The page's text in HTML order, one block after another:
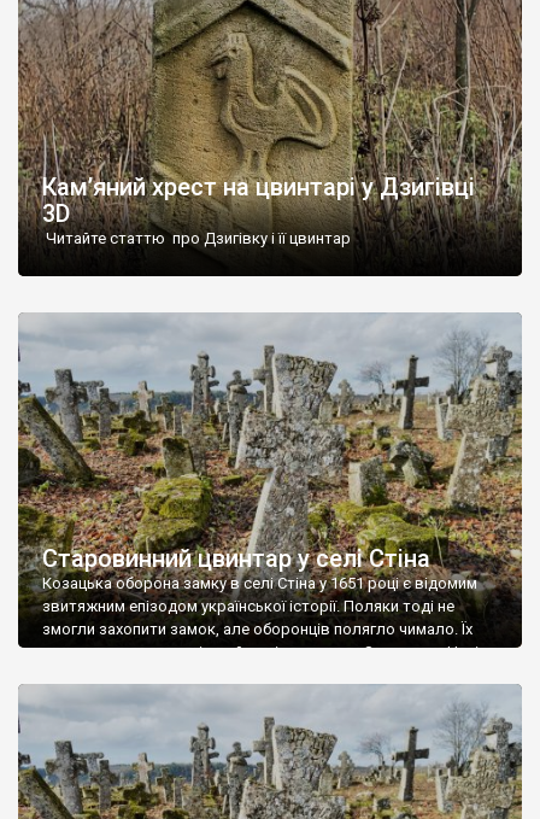
Кам’яний хрест на цвинтарі у Дзигівці
3D
Читайте статтю про Дзигівку і її цвинтар
Старовинний цвинтар у селі Стіна
Козацька оборона замку в селі Стіна у 1651 році є відомим
звитяжним епізодом української історії. Поляки тоді не
змогли захопити замок, але оборонців полягло чимало. Їх
поховали на цвинтарі, який тоді називався Замковим. Нині на
ньому чимало хрестів 19 століття, є такі, де епітафії стер […]